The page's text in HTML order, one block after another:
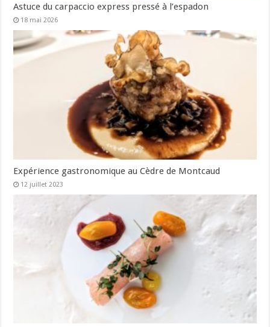
Astuce du carpaccio express pressé à l’espadon
18 mai 2026
Expérience gastronomique au Cèdre de Montcaud
12 juillet 2023